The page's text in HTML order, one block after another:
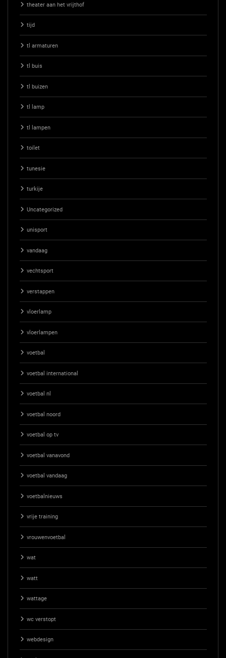
theater aan het vrijthof
tijd
tl armaturen
tl buis
tl buizen
tl lamp
tl lampen
toilet
tunesie
turkije
Uncategorized
unisport
vandaag
vechtsport
verstappen
vloerlamp
vloerlampen
voetbal
voetbal international
voetbal nl
voetbal noord
voetbal op tv
voetbal vanavond
voetbal vandaag
voetbalnieuws
vrije training
vrouwenvoetbal
wat
watt
wattage
wc verstopt
webdesign